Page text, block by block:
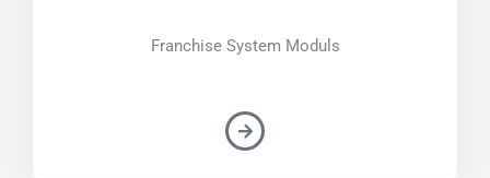
Franchise System Moduls